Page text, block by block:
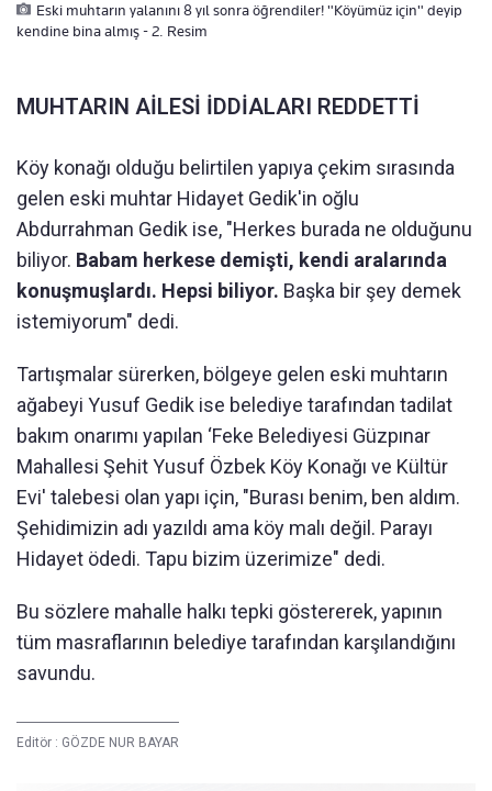
Eski muhtarın yalanını 8 yıl sonra öğrendiler! "Köyümüz için" deyip
kendine bina almış - 2. Resim
MUHTARIN AİLESİ İDDİALARI REDDETTİ
Köy konağı olduğu belirtilen yapıya çekim sırasında
gelen eski muhtar Hidayet Gedik'in oğlu
Abdurrahman Gedik ise, "Herkes burada ne olduğunu
biliyor. Babam herkese demişti, kendi aralarında
konuşmuşlardı. Hepsi biliyor. Başka bir şey demek
istemiyorum" dedi.
Tartışmalar sürerken, bölgeye gelen eski muhtarın
ağabeyi Yusuf Gedik ise belediye tarafından tadilat
bakım onarımı yapılan ‘Feke Belediyesi Güzpınar
Mahallesi Şehit Yusuf Özbek Köy Konağı ve Kültür
Evi' talebesi olan yapı için, "Burası benim, ben aldım.
Şehidimizin adı yazıldı ama köy malı değil. Parayı
Hidayet ödedi. Tapu bizim üzerimize" dedi.
Bu sözlere mahalle halkı tepki göstererek, yapının
tüm masraflarının belediye tarafından karşılandığını
savundu.
Editör : GÖZDE NUR BAYAR